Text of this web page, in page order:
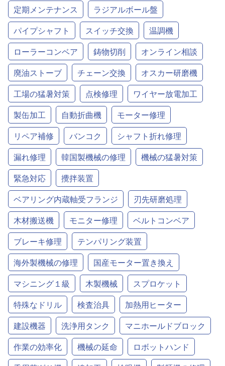
定期メンテナンス
ラジアルボール盤
パイプシャフト
スイッチ交換
温調機
ローラーコンベア
鋳物切削
オンライン相談
廃油ストーブ
チェーン交換
オスカー研磨機
工場の猛暑対策
点検修理
ワイヤー放電加工
製缶加工
自動折曲機
モーター修理
リペア補修
バンコク
シャフト折れ修理
漏れ修理
韓国製機械の修理
機械の猛暑対策
緊急対応
攪拌装置
ベアリング内蔵軸受フランジ
刃先研磨処理
木材搬送機
モニター修理
ベルトコンベア
ブレーキ修理
テンパリング装置
海外製機械の修理
国産モーター置き換え
マシニング１級
木製機械
スプロケット
特殊なドリル
検査治具
加熱用ヒーター
建設機器
洗浄用タンク
マニホールドブロック
作業の効率化
機械の延命
ロボットハンド